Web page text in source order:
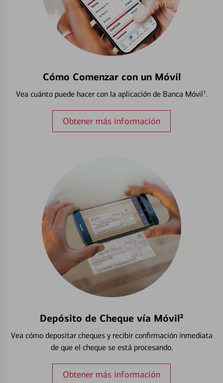
Cómo Comenzar con un Móvil
Vea cuánto puede hacer con la aplicación de Banca Móvil¹.
Obtener más información
Depósito de Cheque vía Móvil²
Vea cómo depositar cheques y recibir confirmación inmediata
de que el cheque se está procesando.
Obtener más información